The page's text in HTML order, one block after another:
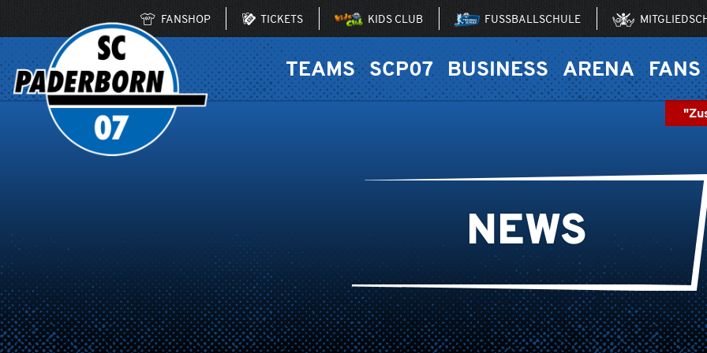
FANSHOP TICKETS KIDS CLUB FUSSBALLSCHULE
TEAMS SCP07 BUSINESS ARENA FANS
NEWS